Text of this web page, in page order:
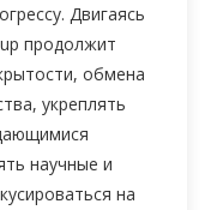
Двигаясь
продолжит
обмена
укреплять
научные и
на